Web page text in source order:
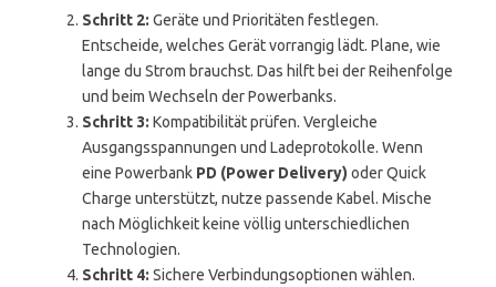
Schritt 2: Geräte und Prioritäten festlegen.
Entscheide, welches Gerät vorrangig lädt. Plane, wie
lange du Strom brauchst. Das hilft bei der Reihenfolge
und beim Wechseln der Powerbanks.
Schritt 3: Kompatibilität prüfen. Vergleiche
Ausgangsspannungen und Ladeprotokolle. Wenn
eine Powerbank PD (Power Delivery) oder Quick
Charge unterstützt, nutze passende Kabel. Mische
nach Möglichkeit keine völlig unterschiedlichen
Technologien.
Schritt 4: Sichere Verbindungsoptionen wählen.